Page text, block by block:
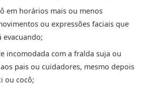
em horários mais ou menos
ou expressões faciais que
evacuando;
incomodada com a fralda suja ou
pais ou cuidadores, mesmo depois
ou cocô;